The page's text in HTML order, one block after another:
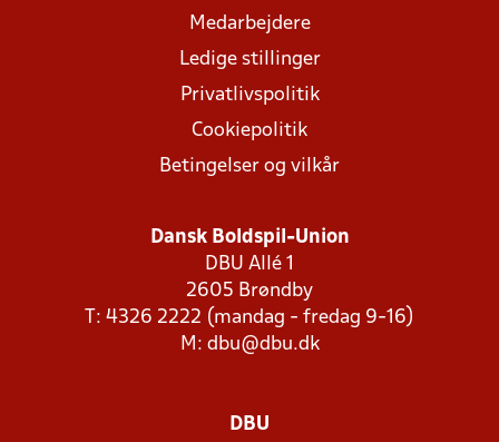
Medarbejdere
Ledige stillinger
Privatlivspolitik
Cookiepolitik
Betingelser og vilkår
Dansk Boldspil-Union
DBU Allé 1
2605 Brøndby
T: 4326 2222 (mandag - fredag 9-16)
M: dbu@dbu.dk
DBU